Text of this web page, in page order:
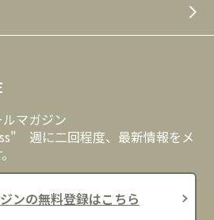
レイ
ポリシー
シー
イブラリー
マガジン
週に二回程度、最新情報をメ
ンの無料登録はこちら